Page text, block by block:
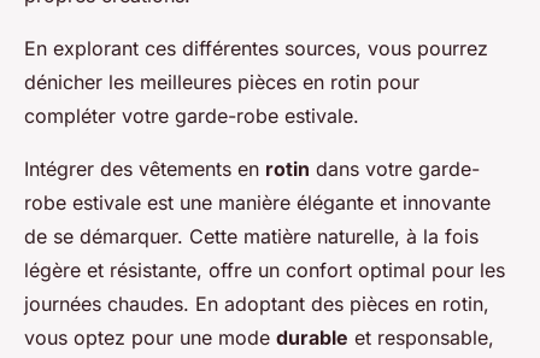
En explorant ces différentes sources, vous pourrez
dénicher les meilleures pièces en rotin pour
compléter votre garde-robe estivale.
Intégrer des vêtements en rotin dans votre garde-
robe estivale est une manière élégante et innovante
de se démarquer. Cette matière naturelle, à la fois
légère et résistante, offre un confort optimal pour les
journées chaudes. En adoptant des pièces en rotin,
vous optez pour une mode durable et responsable,